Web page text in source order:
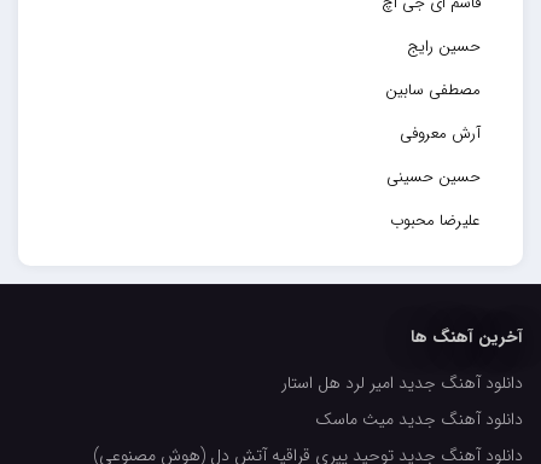
حسین رایج
مصطفی سابین
آرش معروفی
حسین حسینی
علیرضا محبوب
حسین حصارکی
کاپیتان
مجید رضوی
آخرین آهنگ ها
دانلود آهنگ جدید امیر لرد هل استار
دانلود آهنگ جدید میث ماسک
دانلود آهنگ جدید توحید پیری قراقیه آتش دل (هوش مصنوعی)